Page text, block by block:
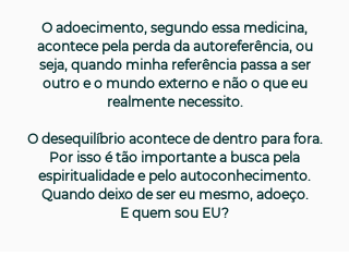
O adoecimento, segundo essa medicina,
acontece pela perda da autoreferência, ou
seja, quando minha referência passa a ser
outro e o mundo externo e não o que eu
realmente necessito.
O desequilíbrio acontece de dentro para fora.
Por isso é tão importante a busca pela
espiritualidade e pelo autoconhecimento.
Quando deixo de ser eu mesmo, adoeço.
E quem sou EU?